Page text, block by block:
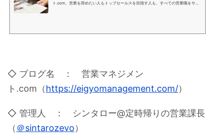
ト.com。営業を辞めたい人もトップセールスを目指す人も、すべての営業職をサポ
◇ ブログ名 ： 営業マネジメン
ト.com（https://eigyomanagement.com/）
◇ 管理人 ： シンタロー@定時帰りの営業課長
（ ＠sintarozevo）